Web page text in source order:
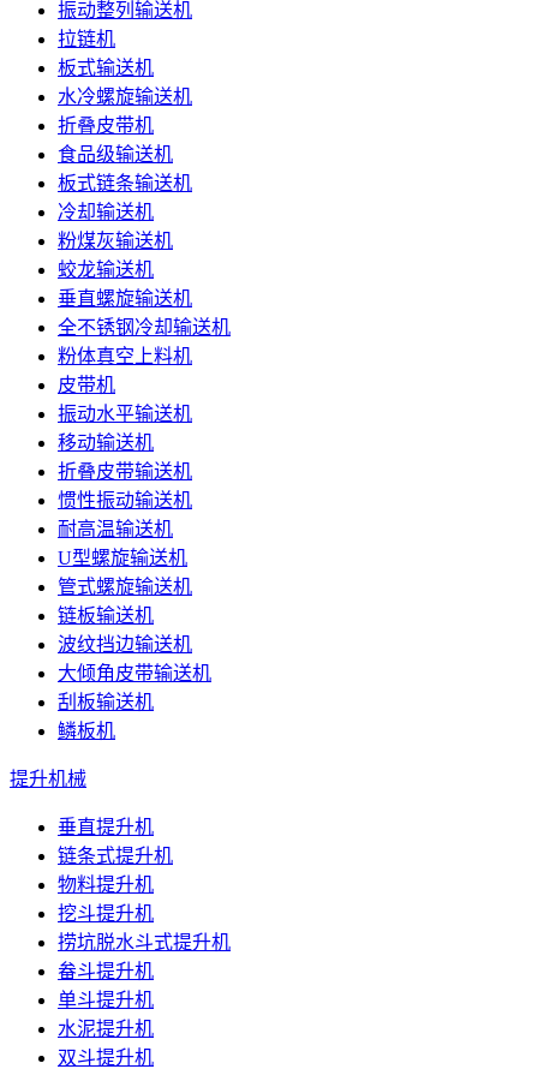
振动整列输送机
拉链机
板式输送机
水冷螺旋输送机
折叠皮带机
食品级输送机
板式链条输送机
冷却输送机
粉煤灰输送机
蛟龙输送机
垂直螺旋输送机
全不锈钢冷却输送机
粉体真空上料机
皮带机
振动水平输送机
移动输送机
折叠皮带输送机
惯性振动输送机
耐高温输送机
U型螺旋输送机
管式螺旋输送机
链板输送机
波纹挡边输送机
大倾角皮带输送机
刮板输送机
鳞板机
提升机械
垂直提升机
链条式提升机
物料提升机
挖斗提升机
捞坑脱水斗式提升机
畚斗提升机
单斗提升机
水泥提升机
双斗提升机